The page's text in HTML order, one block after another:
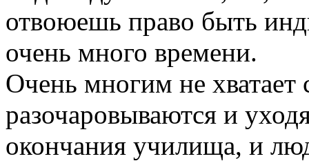
отвоюешь право быть
очень много времени.
Очень многим не
разочаровываются и
окончания училища, и